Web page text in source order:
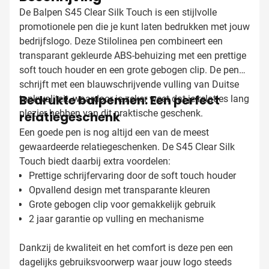
De Balpen S45 Clear Silk Touch is een stijlvolle
promotionele pen die je kunt laten bedrukken met jouw
bedrijfslogo. Deze Stilolinea pen combineert een
transparant gekleurde ABS-behuizing met een prettige
soft touch houder en een grote gebogen clip. De pen
schrijft met een blauwschrijvende vulling van Duitse
topkwaliteit, waardoor je zeker weet dat je relaties lang
plezier hebben van dit praktische geschenk.
Bedrukte balpennen: Een perfect
relatiegeschenk
Een goede pen is nog altijd een van de meest
gewaardeerde relatiegeschenken. De S45 Clear Silk
Touch biedt daarbij extra voordelen:
Prettige schrijfervaring door de soft touch houder
Opvallend design met transparante kleuren
Grote gebogen clip voor gemakkelijk gebruik
2 jaar garantie op vulling en mechanisme
Dankzij de kwaliteit en het comfort is deze pen een
dagelijks gebruiksvoorwerp waar jouw logo steeds